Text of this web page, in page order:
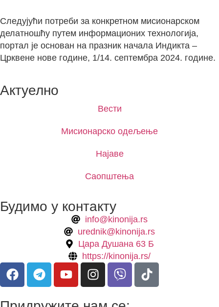
Следујући потреби за конкретном мисионарском
делатношћу путем информационих технологија,
портал је основан на празник начала Индикта –
Црквене нове године, 1/14. септембра 2024. године.
Актуелно
Вести
Мисионарско одељење
Најаве
Саопштења
Будимо у контакту
info@kinonija.rs
urednik@kinonija.rs
Цара Душана 63 Б
https://kinonija.rs/